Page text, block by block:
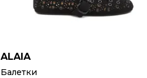
ALAIA
Балетки